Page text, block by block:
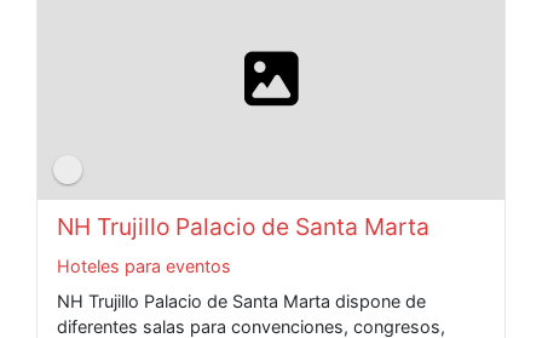
NH Trujillo Palacio de Santa Marta
Hoteles para eventos
NH Trujillo Palacio de Santa Marta dispone de
diferentes salas para convenciones, congresos,